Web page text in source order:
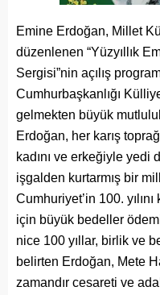
Emine Erdoğan, Millet
düzenlenen “Yüzyıllık
Sergisi”nin açılış
Cumhurbaşkanlığı
gelmekten büyük
Erdoğan, her karış
kadını ve erkeğiyle yedi
işgalden kurtarmış bir
Cumhuriyet’in 100.
için büyük bedeller
nice 100 yıllar, birlik ve
belirten Erdoğan, Mete
zamandır cesareti ve